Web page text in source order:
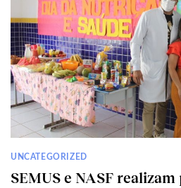
UNCATEGORIZED
SEMUS e NASF